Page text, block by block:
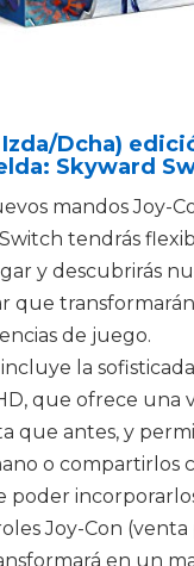
Dcha)
Skyward
mandos Joy-
tendrás
y descubrirás
que
de juego.
la
que ofrece una
que antes, y
o compartirlos
poder
Joy-Con (venta
en un